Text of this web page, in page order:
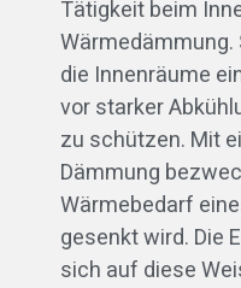
Tätigkeit beim
die Innenräume
vor starker
zu schützen. Mit
Dämmung
Wärmebedarf
gesenkt wird. Die
sich auf diese